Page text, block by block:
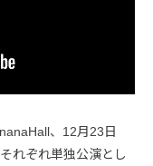
、12月23日
れぞれ単独公演とし